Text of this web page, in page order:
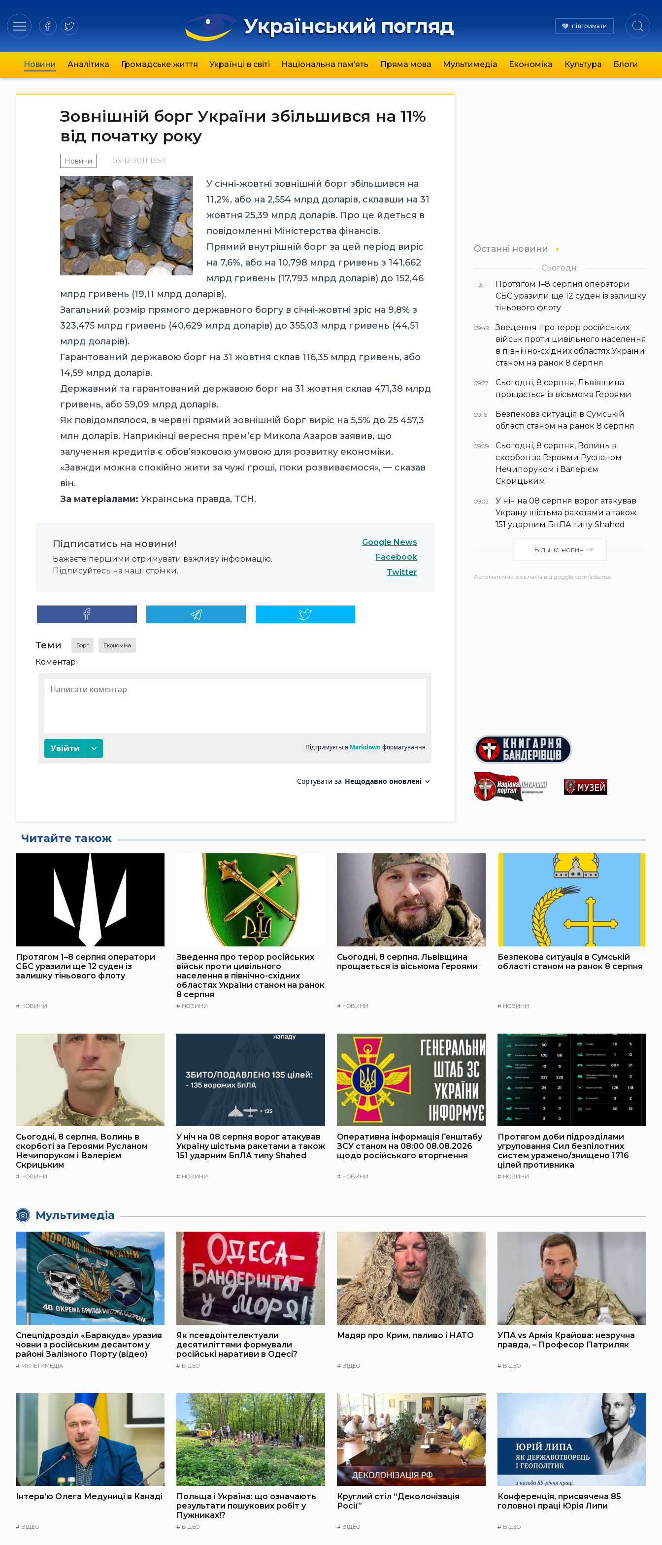
Український погляд підтримати
Новини Аналітика Громадське життя Українці в світі Національна пам’ять Пряма мова Мультимедіа Економіка Культура Блоги
Зовнішній борг України збільшився на 11%
від початку року
06-12-2011 13:57
Новини
У січні-жовтні зовнішній борг збільшився на
11,2%, або на 2,554 млрд доларів, склавши на 31
жовтня 25,39 млрд доларів. Про це йдеться в
повідомленні Міністерства фінансів.
Прямий внутрішній борг за цей період виріс
на 7,6%, або на 10,798 млрд гривень з 141,662
млрд гривень (17,793 млрд доларів) до 152,46
млрд гривень (19,11 млрд доларів).
Загальний розмір прямого державного боргу в січні-жовтні зріс на 9,8% з
323,475 млрд гривень (40,629 млрд доларів) до 355,03 млрд гривень (44,51
млрд доларів).
Гарантований державою борг на 31 жовтня склав 116,35 млрд гривень, або
14,59 млрд доларів.
Державний та гарантований державою борг на 31 жовтня склав 471,38 млрд
гривень, або 59,09 млрд доларів.
Як повідомлялося, в червні прямий зовнішній борг виріс на 5,5% до 25 457,3
млн доларів. Наприкінці вересня прем’єр Микола Азаров заявив, що
залучення кредитів є обов’язковою умовою для розвитку економіки.
«Завжди можна спокійно жити за чужі гроші, поки розвиваємося», — сказав
він.
За матеріалами: Українська правда, ТСН.
Підписатись на новини!
Бажаєте першими отримувати важливу інформацію.
Підписуйтесь на наші стрічки.
Google News
Facebook
Twitter
Теми борг економіка
Коментарі
Останні новини
Сьогодні
11:31
Протягом 1–8 серпня оператори
СБС уразили ще 12 суден із залишку
тіньового флоту
09:49
Зведення про терор російських
військ проти цивільного населення
в північно-східних областях України
станом на ранок 8 серпня
09:27
Сьогодні, 8 серпня, Львівщина
прощається із вісьмома Героями
09:16
Безпекова ситуація в Сумській
області станом на ранок 8 серпня
09:09
Сьогодні, 8 серпня, Волинь в
скорботі за Героями Русланом
Нечипоруком і Валерієм
Скрицьким
09:02
У ніч на 08 серпня ворог атакував
Україну шістьма ракетами а також
151 ударним БпЛА типу Shahed
Більше новин
Автоматична реклама від goggle.com/adsense:
Читайте також
Протягом 1–8 серпня оператори
СБС уразили ще 12 суден із
залишку тіньового флоту
# НОВИНИ
Зведення про терор російських
військ проти цивільного
населення в північно-східних
областях України станом на ранок
8 серпня
# НОВИНИ
Сьогодні, 8 серпня, Львівщина
прощається із вісьмома Героями
# НОВИНИ
Безпекова ситуація в Сумській
області станом на ранок 8 серпня
# НОВИНИ
Сьогодні, 8 серпня, Волинь в
скорботі за Героями Русланом
Нечипоруком і Валерієм
Скрицьким
# НОВИНИ
У ніч на 08 серпня ворог атакував
Україну шістьма ракетами а також
151 ударним БпЛА типу Shahed
# НОВИНИ
Оперативна інформація Генштабу
ЗСУ станом на 08:00 08.08.2026
щодо російського вторгнення
# НОВИНИ
Протягом доби підрозділами
угруповання Сил безпілотних
систем уражено/знищено 1716
цілей противника
# НОВИНИ
Мультимедіа
Спецпідрозділ «Баракуда» уразив
човни з російським десантом у
районі Залізного Порту (відео)
# МУЛЬТИМЕДІА
Як псевдоінтелектуали
десятиліттями формували
російські наративи в Одесі?
# ВІДЕО
Мадяр про Крим, паливо і НАТО
# ВІДЕО
УПА vs Армія Крайова: незручна
правда, – Професор Патриляк
# ВІДЕО
Інтерв’ю Олега Медуниці в Канаді
# ВІДЕО
Польща і Україна: що означають
результати пошукових робіт у
Пужниках!?
# ВІДЕО
Круглий стіл “Деколонізація
Росії”
# ВІДЕО
Конференція, присвячена 85
головної праці Юрія Липи
# ВІДЕО